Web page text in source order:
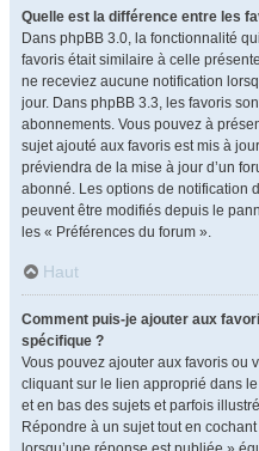
Quelle est la différence entre les
Dans phpBB 3.0, la fonctionnalité
favoris était similaire à celle
ne receviez aucune notification
jour. Dans phpBB 3.3, les favoris
abonnements. Vous pouvez à
sujet ajouté aux favoris est mis à
préviendra de la mise à jour d’un
abonné. Les options de notification
peuvent être modifiés depuis le
les « Préférences du forum ».
Haut
Comment puis-je ajouter aux
spécifique ?
Vous pouvez ajouter aux favoris ou
cliquant sur le lien approprié dans
et en bas des sujets et parfois
Répondre à un sujet tout en